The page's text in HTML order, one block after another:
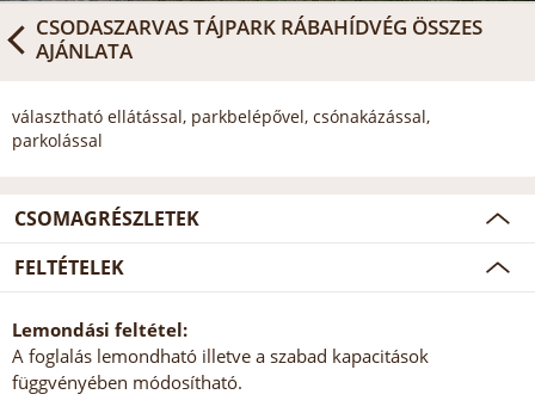
CSODASZARVAS TÁJPARK RÁBAHÍDVÉG ÖSSZES
AJÁNLATA
választható ellátással, parkbelépővel, csónakázással,
parkolással
CSOMAGRÉSZLETEK
FELTÉTELEK
Lemondási feltétel:
A foglalás lemondható illetve a szabad kapacitások
függvényében módosítható.